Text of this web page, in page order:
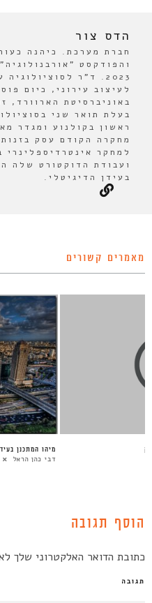
הדס צור
חברת מערכת. כיהנה
2023. ד"ר
לעיצוב עירוני, כיום
באוניברסיטת הארוורד,
בעלת תואר שני
ראשון בקולנוע ומגדר
מחקרה הקודם עסק
למחקר
ועבודת הדוקטורט שלה
בעידן הדיגיטלי.
מאמרים קשורים
מיהו המתכנן בעידן של
דבי כהן הראל
הוסף תגובה
כתובת הדואר האלקטרוני שלך
תגובה